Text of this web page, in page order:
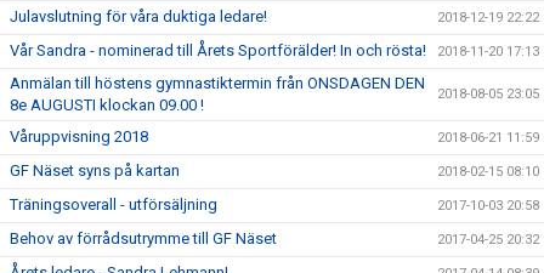
Julavslutning för våra duktiga ledare! 2018-12-19 22:22
Vår Sandra - nominerad till Årets Sportförälder! In och rösta! 2018-11-20 17:13
Anmälan till höstens gymnastiktermin från ONSDAGEN DEN
8e AUGUSTI klockan 09.00 !
2018-08-05 23:05
Våruppvisning 2018 2018-06-21 11:59
GF Näset syns på kartan 2018-02-15 08:10
Träningsoverall - utförsäljning 2017-10-03 20:58
Behov av förrådsutrymme till GF Näset 2017-04-25 20:32